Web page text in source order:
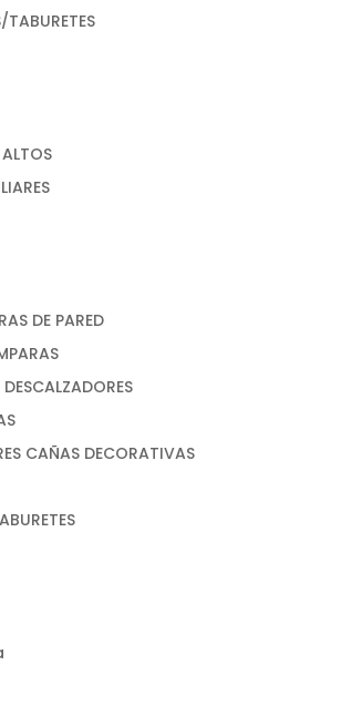
TABURETES
DE PARED
CAÑAS DECORATIVAS